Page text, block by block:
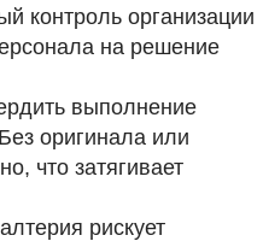
контроль организации
на решение
выполнение
оригинала или
что затягивает
рискует